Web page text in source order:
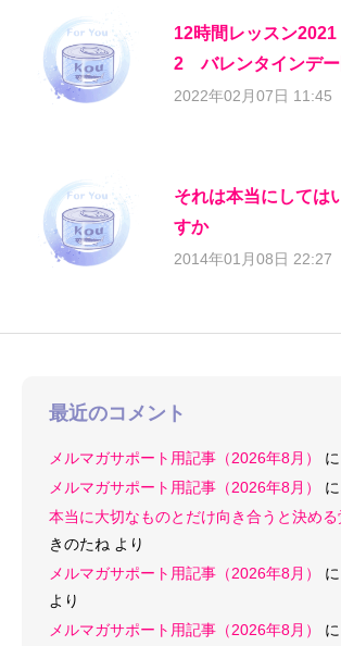
12時間レッスン
2 バレンタインデー
2022年02月07日 11:45
それは本当にしては
すか
2014年01月08日 22:27
最近のコメント
メルマガサポート用記事（2026年8月） に
メルマガサポート用記事（2026年8月）
に
本当に大切なものとだけ向き合うと決める
きのたね より
メルマガサポート用記事（2026年8月）
に
より
メルマガサポート用記事（2026年8月）
に